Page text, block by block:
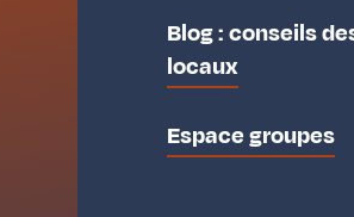
Blog : conseils
locaux
Espace groupes